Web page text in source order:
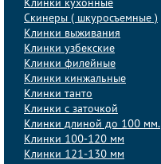
Клинки кухонные
Скинеры ( шкуросъемные )
Клинки выживания
Клинки узбекские
Клинки филейные
Клинки кинжальные
Клинки танто
Клинки с заточкой
Клинки длиной до 100 мм.
Клинки 100-120 мм
Клинки 121-130 мм